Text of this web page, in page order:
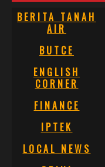
BERITA TANAH
AIR
BUTCE
ENGLISH
CORNER
FINANCE
IPTEK
LOCAL NEWS